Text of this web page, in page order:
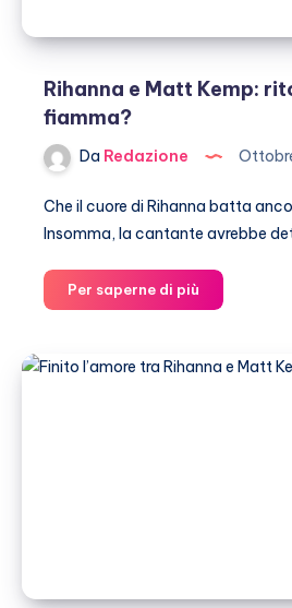
Rihanna e Matt Kemp:
fiamma?
Da Redazione
Che il cuore di Rihanna batta
Insomma, la cantante avrebbe
Per saperne di più
e
Kemp: